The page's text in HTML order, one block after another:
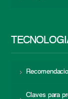
Claves para